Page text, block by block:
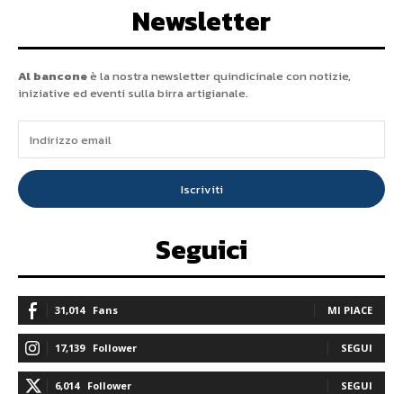
Newsletter
Al banconeè la nostra newsletter quindicinale con notizie,
iniziative ed eventi sulla birra artigianale.
Iscriviti
Seguici
31,014 Fans MI PIACE
17,139 Follower SEGUI
6,014 Follower SEGUI